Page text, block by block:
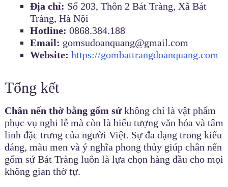
Địa chỉ: Số 203, Thôn 2 Bát Tràng, Xã Bát
Tràng, Hà Nội
Hotline: 0868.384.188
Email: gomsudoanquang@gmail.com
Website: https://gombattrangdoanquang.com
Tổng kết
Chân nến thờ bằng gốm sứkhông chỉ là vật phẩm
phục vụ nghi lễ mà còn là biểu tượng văn hóa và tâm
linh đặc trưng của người Việt. Sự đa dạng trong kiểu
dáng, màu men và ý nghĩa phong thủy giúp chân nến
gốm sứ Bát Tràng luôn là lựa chọn hàng đầu cho mọi
không gian thờ tự.